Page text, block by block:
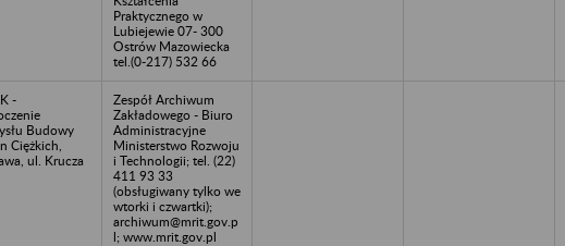
Praktycznego w
Lubiejewie 07- 300
Ostrów Mazowiecka
tel.(0-217) 532 66
-
Budowy
Ciężkich,
ul. Krucza
Zespół Archiwum
Zakładowego - Biuro
Administracyjne
Ministerstwo Rozwoju
i Technologii; tel. (22)
411 93 33
(obsługiwany tylko we
wtorki i czwartki);
archiwum@mrit.gov.p
l; www.mrit.gov.pl